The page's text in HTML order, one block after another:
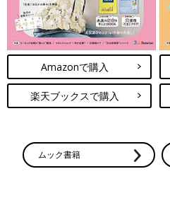
Amazonで購入
楽天ブックスで購入
ムック書籍